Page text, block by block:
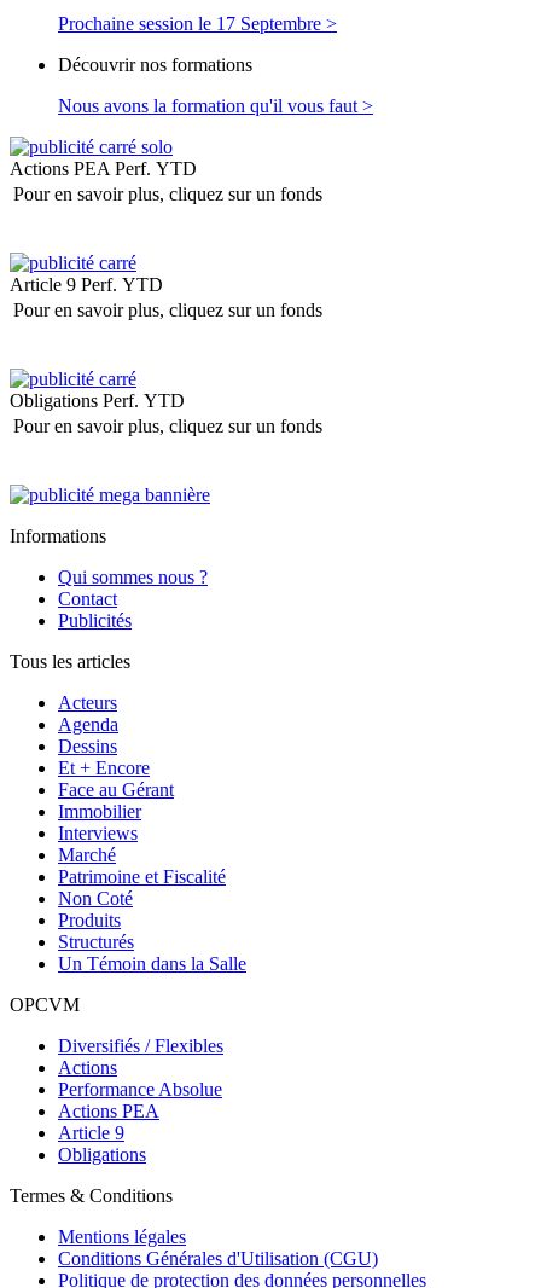
Prochaine session le 17 Septembre >
Découvrir nos formations
Nous avons la formation qu'il vous faut >
Actions PEA Perf. YTD
Pour en savoir plus, cliquez sur un fonds
Article 9 Perf. YTD
Pour en savoir plus, cliquez sur un fonds
Obligations Perf. YTD
Pour en savoir plus, cliquez sur un fonds
Informations
Qui sommes nous ?
Contact
Publicités
Tous les articles
Acteurs
Agenda
Dessins
Et + Encore
Face au Gérant
Immobilier
Interviews
Marché
Patrimoine et Fiscalité
Non Coté
Produits
Structurés
Un Témoin dans la Salle
OPCVM
Diversifiés / Flexibles
Actions
Performance Absolue
Actions PEA
Article 9
Obligations
Termes & Conditions
Mentions légales
Conditions Générales d'Utilisation (CGU)
Politique de protection des données personnelles